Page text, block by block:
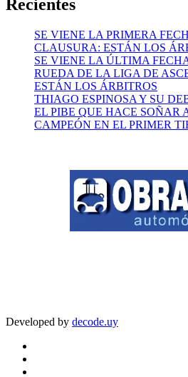
Recientes
SE VIENE LA PRIMERA
CLAUSURA: ESTÁN LOS
SE VIENE LA ÚLTIMA
RUEDA DE LA LIGA DE
ESTÁN LOS ÁRBITROS
THIAGO ESPINOSA Y SU
EL PIBE QUE HACE SOÑAR
CAMPEÓN EN EL PRIMER
Developed by decode.uy